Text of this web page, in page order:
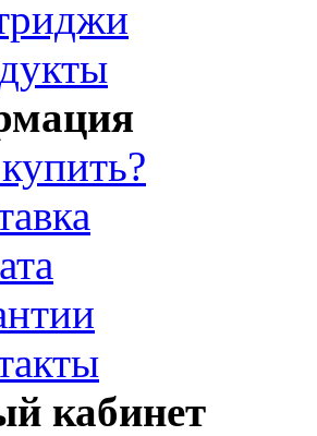
кабинет